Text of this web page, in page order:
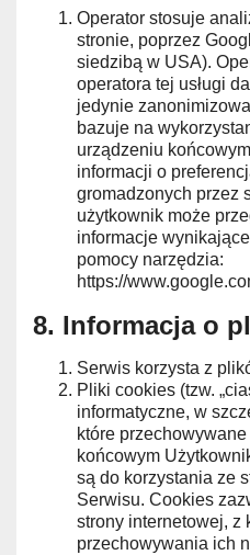
Operator stosuje
stronie, poprzez
siedzibą w USA).
operatora tej usługi
jedynie
bazuje na
urządzeniu
informacji o
gromadzonych przez
użytkownik może
informacje
pomocy narzędzia:
https://
8. Informacja o
Serwis korzysta z
Pliki cookies (tzw.
informatyczne, w
które
końcowym
są do korzystania ze
Serwisu. Cookies
strony internetowej, z
przechowywania ich